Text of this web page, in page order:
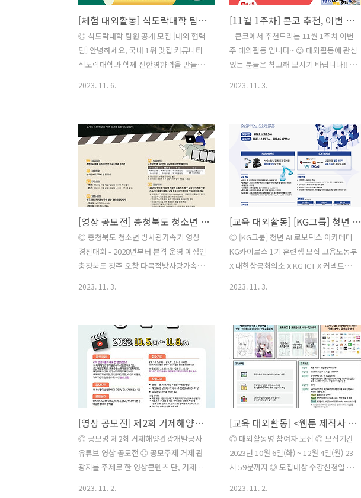
[체험 대외활동] 식도락대학 팀원 공개 모집 [대외 협력팀]
◎ 식도락대학 팀원 공개 모집 [대외 협력
팀] 안녕하세요, 국내 1위 맛집 커뮤니티
식도락대학과 함께 선한영향력을 만들어
눔 사업을 진행하려고 합니다. 프로젝트
는 결식아동들을 위해 후원하고 나눔을
실천하는 분들을 대상으로 진행하는 사업
이며 식도락대학에서는 심사단을 꾸려 음
식에 대한 맛 평가를 진행하려고 합니다.
(좋은 이웃 가게 사업 참고) 지역 사회 나
눔 뿐만 아니라 NGO단체, 복지관, 보호
소, 대학생 동아리등을 포함한 외부단체/
기업들과 함께 협업하는 구조를 만들어
여러 사업들을 진행하려고 합니다. 기간:
2023.10.30-2023.11.15 모집 부서: 커뮤
2023. 11. 6.
[11월 1주차] 콘코 추천, 이번 주 대외활동 베스트9
​ ​ ​ 콘코에서 추천드리는 11월 1주차 이번
주 대외활동 입니다~ 😉 대외활동에 관심
있는 분들은 참고해 보시기 바랍니다!! ​ ✔
SNS 서포터즈 모집 (7기) ✔ 다락원 외국
어 도서 서포터즈 6기 모집 ✔ [유데미x웅
진씽크빅x스팩] 프로젝트 캠프: IT 서비스
기획 ✔ LS드림사이언스클래스 19기 ✔
「리브 앤 라이브 크리에이터 교육과정」
교육생 7기 모집 ✔ 참여자 모집 ✔ 청년
역량 강화 사업 [Next Track_Off the
record #2] 참여자 모집 ​ ​ 자세한 내용은
콘테스트코리아 홈페이지에서 확인하시
면 도움이 됩니다~​ 콘테스트, 공모전, 대
외활동 정보 / ..
2023. 11. 3.
[영상 공모전] 충청북도 청소년 방사광가속기 영상 경진대회
◎ 충청북도 청소년 방사광가속기 영상
경진대회 - 2028년부터 본격 운영 예정인
충청북도 청주 오창 다목적방사광가속기
소년 *단, 2005년~2012년 출생 / 재학 여
부 무관 * 지도교사와 함께하지 못하는 청
소년 분들께서는 운영 사무국으로 별도
문의를 부탁드립니다. ◎ 접수기간 - 예선
: 2023년 11월 12일(일) 18:00 까지 접수
- 본선 : 2023년 11월 21일(화)
14:00~17:00 발표 ◎ 참가방법 영상(숏
폼/롱폼 2개 부문) 및 서류 등 이메일 제출
* 하단 포스터 참조 ◎ 수상혜택 상장 및
총 160만원 상당의 부상(장학 목적) 등 ◎
주최·주관 한국기초..
2023. 11. 3.
[교육 대외활동] [KG그룹] 청년 AI 로보틱스 아카데미 KG카이로스 1기 훈련생 모집
◎ [KG그룹] 청년 AI 로보틱스 아카데미
KG카이로스 1기 훈련생 모집 고용노동부
X 대한상공회의소 X KG ICT X 커넥트밸류
세대 로봇 산업의 전문 인재로 성장할 기
회 - 서비스용/산업용 로봇 장비를 동시에
학습할 기회 - 이론과 장기 프로젝트형 실
습(2~3개월)으로 실무형 인재로 거듭날
기회 - 산업현장 실무 필수 SW 스킬역량
을 체득할 기회 체계적인 실무형 인재 양
성 커리큘럼을 통해 단 6개월만에 취업을
위해 달려가게 됩니다. ◎ 교육 개요 교육
일시 : 2023. 12. 19.(화) ~ 2024. 6. 17(월)
9:00시 ~ 18:00시 (6개월/ 주 5일, 일 8시
간/ ..
2023. 11. 3.
[영상 공모전] 제2회 거제해양관광개발공사 유튜브 영상 공모전
◎ 공모명 제2회 거제해양관광개발공사
유튜브 영상 공모전 ◎ 공모주제 거제 관
광지를 주제로 한 영상콘텐츠 단, 거제해
2023. 11. 2.
[교육 대외활동] <웹툰 제작사 취업(연출/작가) 과정> 참여자 모집
◎ 대외활동명 참여자 모집 ◎ 모집기간
2023년 10월 6일(화) ~ 12월 4일(월) 23
시 59분까지 ◎ 모집대상 수강신청일 기
2023. 11. 2.